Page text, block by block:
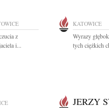
z
i...
KATOWICE
Wyrazy
tych ciężkich
JERZY